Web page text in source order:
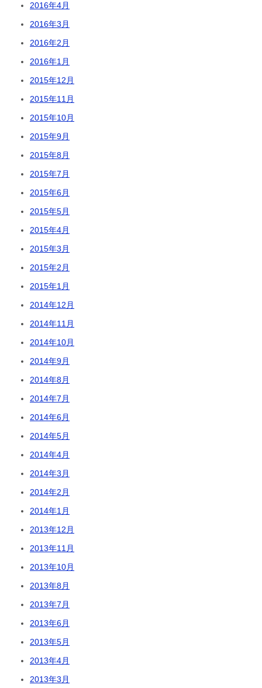
2016年4月
2016年3月
2016年2月
2016年1月
2015年12月
2015年11月
2015年10月
2015年9月
2015年8月
2015年7月
2015年6月
2015年5月
2015年4月
2015年3月
2015年2月
2015年1月
2014年12月
2014年11月
2014年10月
2014年9月
2014年8月
2014年7月
2014年6月
2014年5月
2014年4月
2014年3月
2014年2月
2014年1月
2013年12月
2013年11月
2013年10月
2013年8月
2013年7月
2013年6月
2013年5月
2013年4月
2013年3月